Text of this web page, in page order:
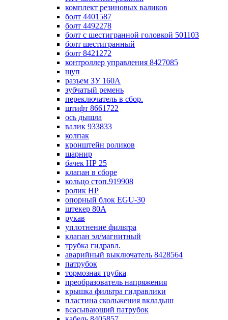
комплект резиновых валиков
болт 4401587
болт 4492278
болт с шестигранной головкой 501103
болт шестигранный
болт 8421272
контроллер управления 8427085
щуп
разъем ЗУ 160А
зубчатый ремень
переключатель в сбор.
штифт 8661722
ось дышла
валик 933833
колпак
кронштейн роликов
шарнир
бачек НР 25
клапан в сборе
кольцо стоп.919908
ролик НР
опорный блок EGU-30
штекер 80А
рукав
уплотнение фильтра
клапан эл/магнитный
трубка гидравл.
аварийный выключатель 8428564
патрубок
тормозная трубка
преобразователь напряжения
крышка фильтра гидравлики
пластина скольжения вкладыш
всасывающий патрубок